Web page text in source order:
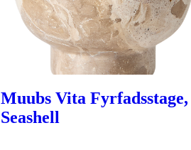
Muubs Vita Fyrfadsstage,
Seashell